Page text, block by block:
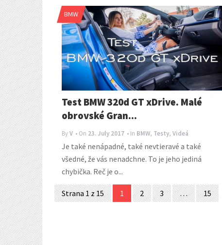
BMW
Test BMW 320d GT xDrive. Malé
obrovské Gran...
ByV • On 23. July 2017 • In BMW, Testy, Videá
Je také nenápadné, také nevtieravé a také
všedné, že vás nenadchne. To je jeho jediná
chybička. Reč je o...
Posts
navigation
Strana 1 z 15 1 2 3 … 15